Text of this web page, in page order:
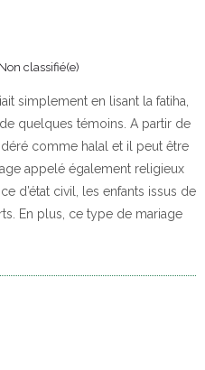
Non classifié(e)
simplement en lisant la fatiha,
quelques témoins. A partir de
comme halal et il peut être
appelé également religieux
d’état civil, les enfants issus de
En plus, ce type de mariage